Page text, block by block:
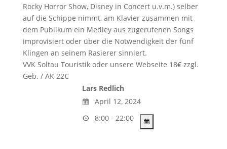
Rocky Horror Show, Disney in Concert u.v.m.) selber
auf die Schippe nimmt, am Klavier zusammen mit
dem Publikum ein Medley aus zugerufenen Songs
improvisiert oder über die Notwendigkeit der fünf
Klingen an seinem Rasierer sinniert.
VVK Soltau Touristik oder unsere Webseite 18€ zzgl.
Geb. / AK 22€
Lars Redlich
April 12, 2024
8:00 - 22:00